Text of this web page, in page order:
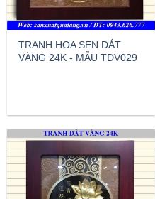
TRANH HOA SEN DÁT
VÀNG 24K - MẪU TDV029